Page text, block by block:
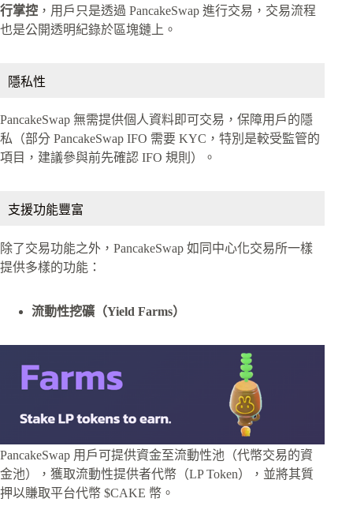
行掌控 ，用戶只是透過 PancakeSwap 進行交易，交易流程
也是公開透明紀錄於區塊鏈上。
隱私性
PancakeSwap 無需提供個人資料即可交易，保障用戶的隱
私（部分 PancakeSwap IFO 需要 KYC，特別是較受監管的
項目，建議參與前先確認 IFO 規則）。
支援功能豐富
除了交易功能之外，PancakeSwap 如同中心化交易所一樣
提供多樣的功能：
流動性挖礦（Yield Farms）
PancakeSwap 用戶可提供資金至流動性池（代幣交易的資
金池），獲取流動性提供者代幣（LP Token），並將其質
押以賺取平台代幣 $CAKE 幣。